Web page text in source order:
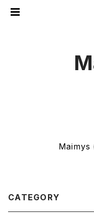
Maimys
CATEGORY